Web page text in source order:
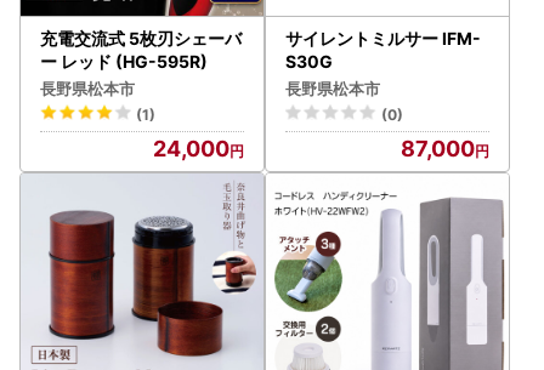
充電交流式 5枚刃シェーバ
ー レッド (HG-595R)
長野県松本市
(1)
24,000
サイレントミルサー IFM-
S30G
長野県松本市
(0)
87,000